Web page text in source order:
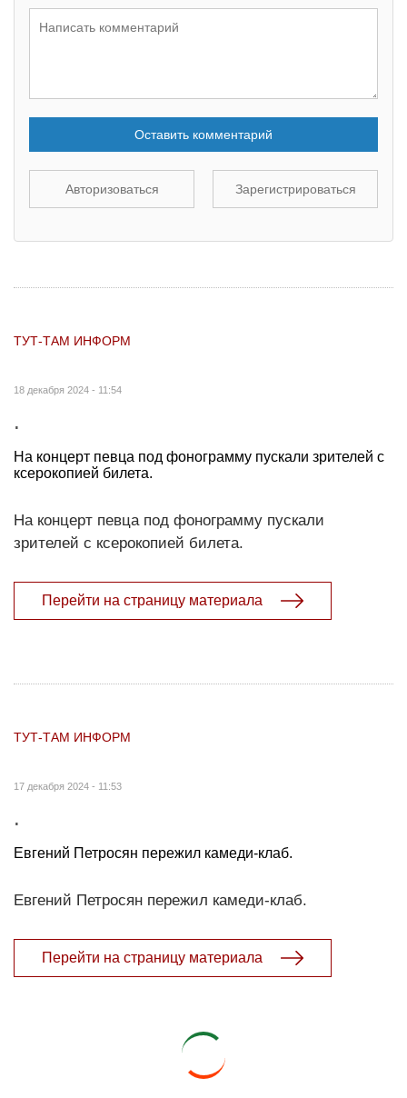
Оставить комментарий
Авторизоваться Зарегистрироваться
ТУТ-ТАМ ИНФОРМ
18 декабря 2024 - 11:54
.
На концерт певца под фонограмму пускали зрителей с
ксерокопией билета.
На концерт певца под фонограмму пускали
зрителей с ксерокопией билета.
Перейти на страницу материала
ТУТ-ТАМ ИНФОРМ
17 декабря 2024 - 11:53
.
Евгений Петросян пережил камеди-клаб.
Евгений Петросян пережил камеди-клаб.
Перейти на страницу материала